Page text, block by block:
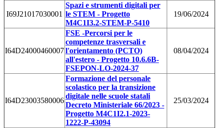
I69J21017030001
Spazi e strumenti digitali per
le STEM - Progetto
M4C1I3.2-STEM-P-5410
19/06/2024
I64D24000460007
FSE -Percorsi per le
competenze trasversali e
l'orientamento (PCTO)
all'estero - Progetto 10.6.6B-
FSEPON-LO-2024-37
08/04/2024
I64D23003580006
Formazione del personale
scolastico per la transizione
digitale nelle scuole statali
Decreto Ministeriale 66/2023 -
Progetto M4C1I2.1-2023-
1222-P-43094
25/03/2024